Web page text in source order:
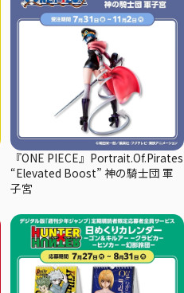
『ONE PIECE』Portrait.Of.Pirates
“Elevated Boost” 神の騎士団 軍
子宮